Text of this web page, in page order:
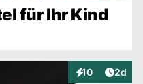
für Ihr Kind
10
Interaktionen
2d